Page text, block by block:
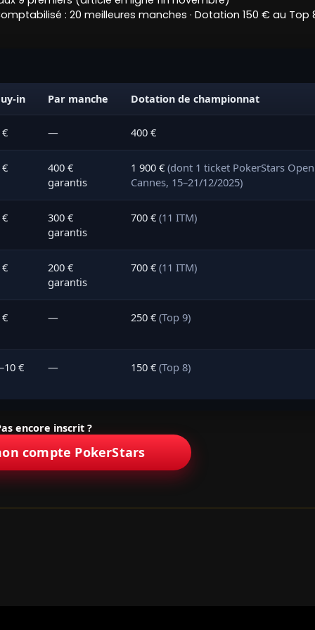
: 20 meilleures manches · Dotation 150 € au Top
in Par manche Dotation de championnat
— 400 €
400 €
garantis
1 900 € (dont 1 ticket PokerStars Open
Cannes, 15–21/12/2025)
300 €
garantis
700 € (11 ITM)
200 €
garantis
700 € (11 ITM)
— 250 € (Top 9)
€ — 150 € (Top 8)
encore inscrit ?
compte PokerStars